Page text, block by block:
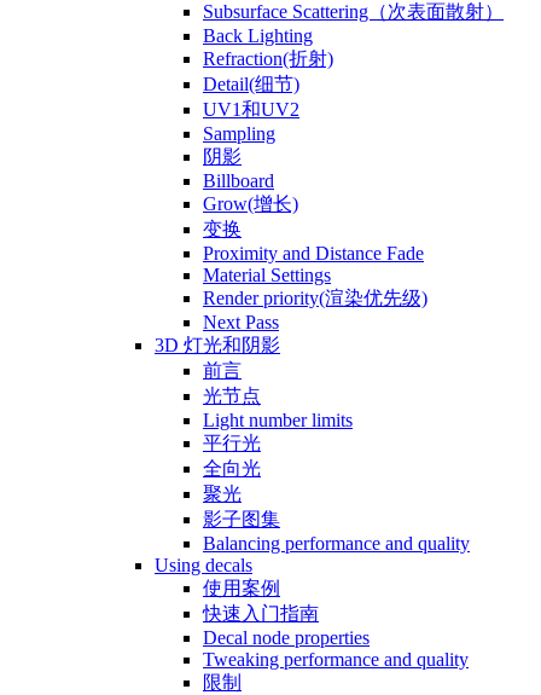
Subsurface Scattering（次表面散射）
Back Lighting
Refraction(折射)
Detail(细节)
UV1和UV2
Sampling
阴影
Billboard
Grow(增长)
变换
Proximity and Distance Fade
Material Settings
Render priority(渲染优先级)
Next Pass
3D 灯光和阴影
前言
光节点
Light number limits
平行光
全向光
聚光
影子图集
Balancing performance and quality
Using decals
使用案例
快速入门指南
Decal node properties
Tweaking performance and quality
限制